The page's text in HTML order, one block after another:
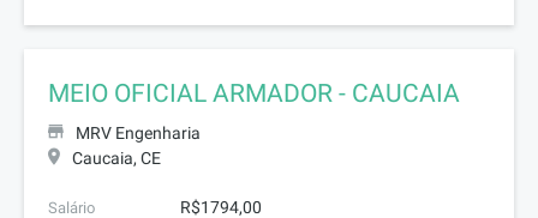
MEIO OFICIAL ARMADOR - CAUCAIA
MRV Engenharia
Caucaia, CE
Salário R$1794,00